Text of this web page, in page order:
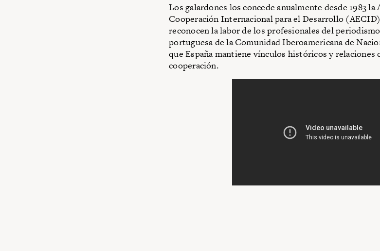
Los galardones los concede anualmente desde 1983 la
Cooperación Internacional para el Desarrollo
reconocen la labor de los profesionales del
portuguesa de la Comunidad Iberoamericana de
que España mantiene vínculos históricos y relaciones
cooperación.